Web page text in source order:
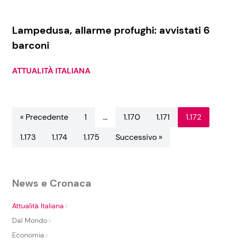
Lampedusa, allarme profughi: avvistati 6
barconi
ATTUALITÀ ITALIANA
« Precedente 1 … 1.170 1.171
1.172
1.173
1.174 1.175 Successivo »
News e Cronaca
Attualità Italiana
Dal Mondo
Economia